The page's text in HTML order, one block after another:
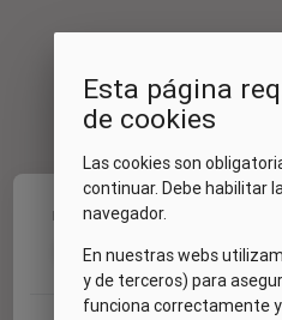
Esta página
de cookies
Las cookies son
continuar. Debe habilitar
navegador.
En nuestras webs
y de terceros) para
funciona correctamente
Fechas Vehículo
2 3